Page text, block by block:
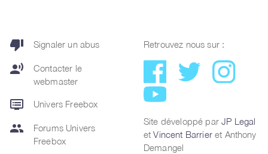
thumb_down Signaler un abus
record_voice_over
Contacter le
webmaster
dvr Univers Freebox
group
Forums Univers
Freebox
Retrouvez nous sur :
Site développé parJP Legal
etVincent Barrieret Anthony
Demangel